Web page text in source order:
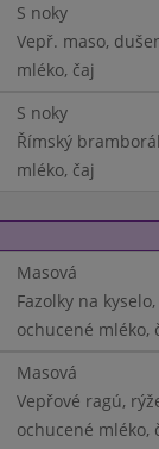
S noky
Vepř. maso,
mléko, čaj
S noky
Římský
mléko, čaj
Masová
Fazolky na
ochucené mléko,
Masová
Vepřové ragú,
ochucené mléko,